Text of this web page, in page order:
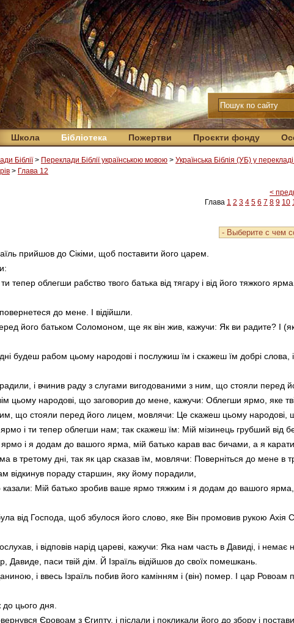
Школа Бібліотека Пожертви Проєкти фонду
Біблії> Переклади Біблії українською мовою > Українська Біблія (УБ) у
> Глава 12
<
Глава 1 2 3 4 5 6 7 8 9 10
прийшов до Сікіми, щоб поставити його царем.
тепер облегши рабство твого батька від тягару і від його тяжкого
повернетеся до мене. І відійшли.
його батьком Соломоном, ще як він жив, кажучи: Як ви радите? І
будеш рабом цьому народові і послужиш їм і скажеш їм добрі слова,
і вчинив раду з слугами вигодованими з ним, що стояли перед
цьому народові, що заговорив до мене, кажучи: Облегши ярмо, яке
ним, що стояли перед його лицем, мовлячи: Це скажеш цьому народові,
і ти тепер облегши нам; так скажеш їм: Мій мізинець грубший від
ярмо і я додам до вашого ярма, мій батько карав вас бичами, а я
в третому дні, так як цар сказав їм, мовлячи: Поверніться до мене в
відкинув пораду старшин, яку йому порадили,
Мій батько зробив ваше ярмо тяжким і я додам до вашого ярма,
від Господа, щоб збулося його слово, яке Він промовив рукою Ахія
і відповів нарід цареві, кажучи: Яка нам часть в Давиді, і немає
Давиде, паси твій дім. Й Ізраїль відійшов до своїх помешкань.
і ввесь Ізраїль побив його камінням і (він) помер. І цар Ровоам
до цього дня.
Єровоам з Єгипту, і післали і покликали його до збору і